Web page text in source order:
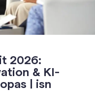
2026:
& KI-
| isn